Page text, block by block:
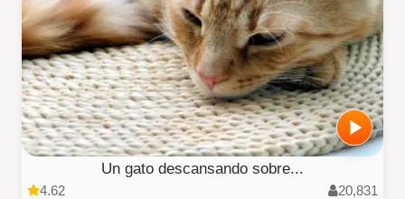
Un gato descansando sobre...
4.62 20,831